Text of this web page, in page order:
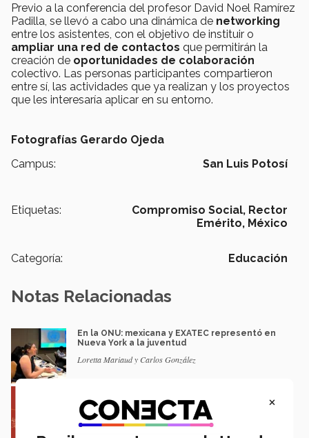
Previo a la conferencia del profesor David Noel Ramírez
Padilla, se llevó a cabo una dinámica de networking
entre los asistentes, con el objetivo de instituir o
ampliar una red de contactos que permitirán la
creación de oportunidades de colaboración
colectivo. Las personas participantes compartieron
entre sí, las actividades que ya realizan y los proyectos
que les interesaría aplicar en su entorno.
Fotografías Gerardo Ojeda
Campus:
San Luis Potosí
Etiquetas: Compromiso Social, Rector
Emérito, México
Categoría: Educación
Notas Relacionadas
En la ONU: mexicana y EXATEC representó en
Nueva York a la juventud
Loretta Mariaud y Carlos González
Erasmus Mundus LIVE
Natalia Croda
×